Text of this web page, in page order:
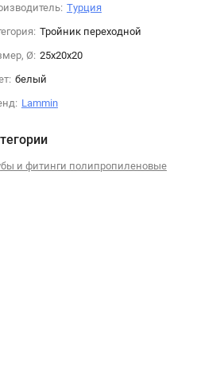
Турция
Тройник переходной
Ø: 25х20х20
белый
Lammin
и фитинги полипропиленовые